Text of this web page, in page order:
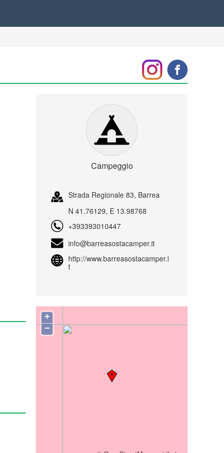
Campeggio
Strada Regionale 83, Barrea
N 41.76129, E 13.98768
+393393010447
info@barreasostacamper.it
http://www.barreasostacamper.i
t
+
−